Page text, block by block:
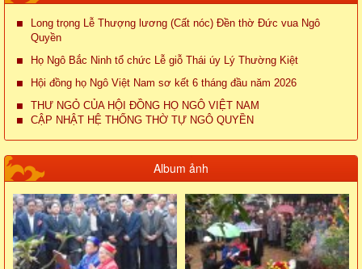
Long trọng Lễ Thượng lương (Cất nóc) Đền thờ Đức vua Ngô
Quyền
Họ Ngô Bắc Ninh tổ chức Lễ giỗ Thái úy Lý Thường Kiệt
Hội đồng họ Ngô Việt Nam sơ kết 6 tháng đầu năm 2026
THƯ NGỎ CỦA HỘI ĐỒNG HỌ NGÔ VIỆT NAM
CẬP NHẬT HỆ THỐNG THỜ TỰ NGÔ QUYỀN
Album ảnh